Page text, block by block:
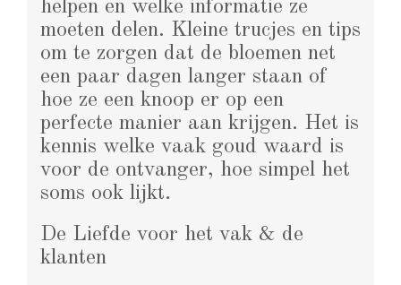
helpen en welke informatie ze
moeten delen. Kleine trucjes en tips
om te zorgen dat de bloemen net
een paar dagen langer staan of
hoe ze een knoop er op een
perfecte manier aan krijgen. Het is
kennis welke vaak goud waard is
voor de ontvanger, hoe simpel het
soms ook lijkt.
De Liefde voor het vak & de
klanten